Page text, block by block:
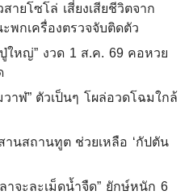
ายโซโล่ เสี่ยงเสียชีวิตจาก
พกเครื่องตรวจจับติดตัว
ใหญ่” งวด 1 ส.ค. 69 คอหวย
าฬ” ตัวเป็นๆ โผล่อวดโฉมใกล้
สานสถานทูต ช่วยเหลือ ‘กัปตัน
าจะละเม็ดน้ำจืด” ยักษ์หนัก 6